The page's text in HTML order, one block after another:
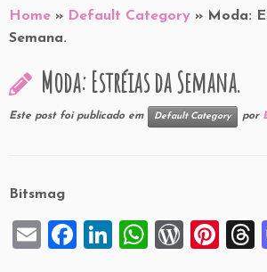
to
content
Home » Default Category » Moda:
Semana.
Moda: Estréias da Semana.
Este post foi publicado em Default Category por
Bitsmag
E
F
Li
W W
Pi